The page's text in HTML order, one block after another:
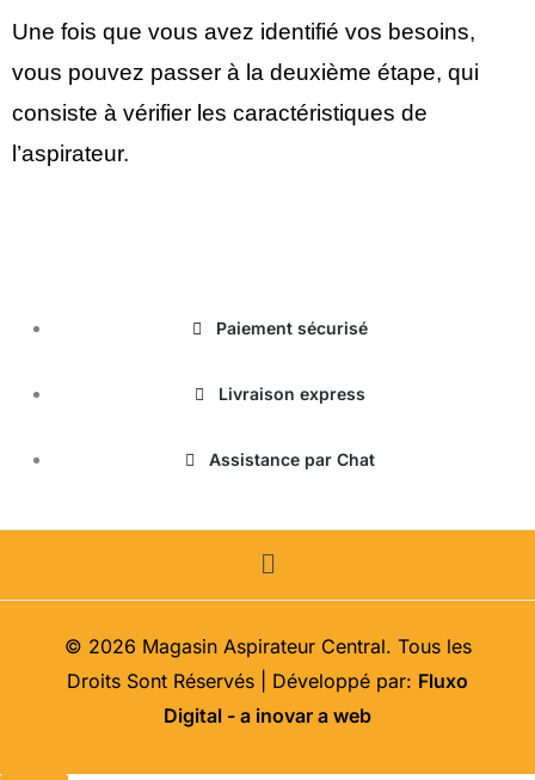
Une fois que vous avez identifié vos besoins,
vous pouvez passer à la deuxième étape, qui
consiste à vérifier les caractéristiques de
l’aspirateur.
Paiement sécurisé
Livraison express
Assistance par Chat
Menu
© 2026 Magasin Aspirateur Central. Tous les
Droits Sont Réservés | Développé par: Fluxo
Digital - a inovar a web